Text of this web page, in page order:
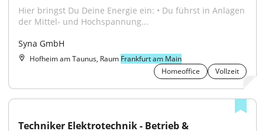
Hier bringst Du Deine Energie ein: • Du führst in Anlagen
der Mittel- und Hochspannung...
Syna GmbH
Hofheim am Taunus, Raum Frankfurt am Main
Homeoffice
Vollzeit